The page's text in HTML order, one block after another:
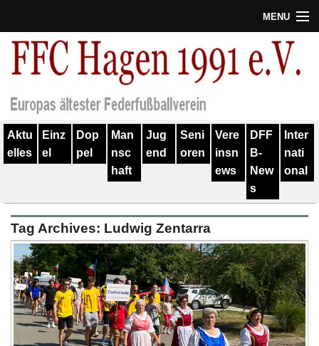
MENU
Termine
Verein
Geschichte
Training
Spieler
Kontakt
Links
Impressum
Aktu
elles
Einz
el
Dop
pel
Man
nsc
haft
Jug
end
Seni
oren
Vere
insn
ews
DFF
B-
New
s
Inter
nati
onal
Tag Archives: Ludwig Zentarra